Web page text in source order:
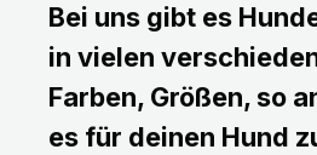
Bei uns gibt es
in vielen
Farben, Größen, so
es für deinen Hund